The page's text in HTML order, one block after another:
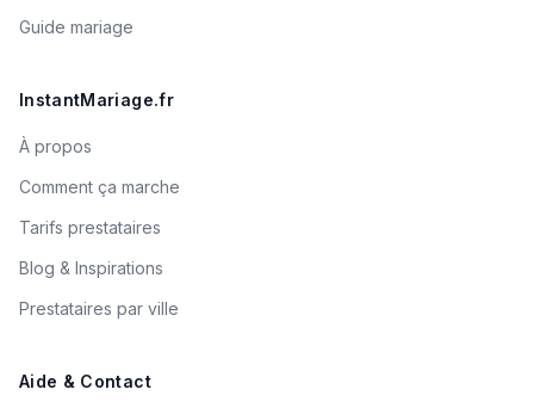
Guide mariage
InstantMariage.fr
À propos
Comment ça marche
Tarifs prestataires
Blog & Inspirations
Prestataires par ville
Aide & Contact